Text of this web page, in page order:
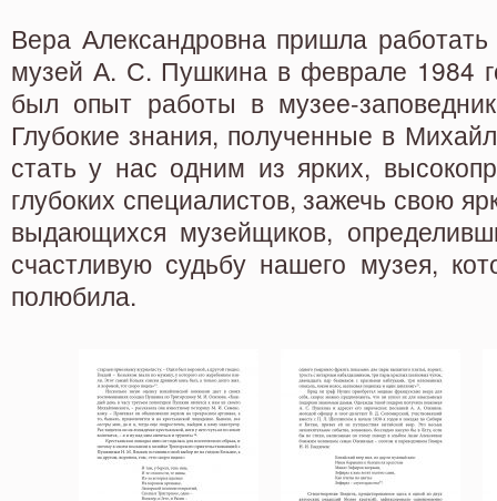
Вера Александровна пришла
музей А. С. Пушкина в феврале 1984
был опыт работы в музее-
Глубокие знания, полученные в
стать у нас одним из ярких,
глубоких специалистов, зажечь свою
выдающихся музейщиков,
счастливую судьбу нашего музея,
полюбила.